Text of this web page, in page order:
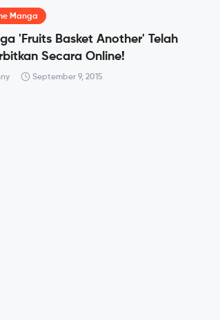
Manga
'Fruits Basket Another' Telah
Secara Online!
September 9, 2015